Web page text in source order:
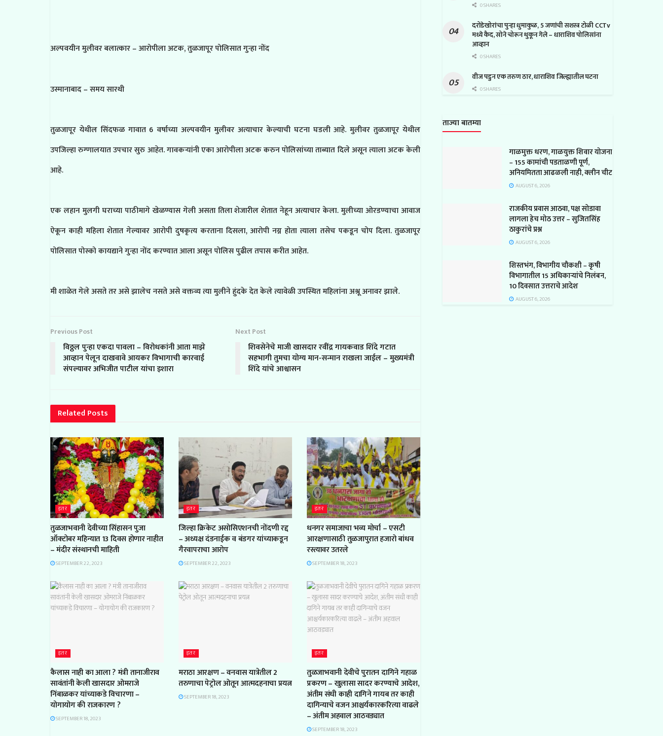
अल्पवयीन मुलीवर बलात्कार – आरोपीला अटक, तुळजापूर पोलिसात गुन्हा नोंद
उस्मानाबाद – समय सारथी
तुळजापूर येथील सिंदफळ गावात 6 वर्षाच्या अल्पवयीन मुलीवर अत्याचार केल्याची घटना घडली आहे. मुलीवर तुळजापूर येथील
उपजिल्हा रुग्णालयात उपचार सुरु आहेत. गावकऱ्यांनी एका आरोपीला अटक करुन पोलिसांच्या ताब्यात दिले असून त्याला अटक केली
आहे.
एक लहान मुलगी घराच्या पाठीमागे खेळण्यास गेली असता तिला शेजारील शेतात नेहून अत्याचार केला. मुलीच्या ओरडण्याचा आवाज
ऐकून काही महिला शेतात गेल्यावर आरोपी दुषकृत्य करताना दिसला, आरोपी नग्न होता त्याला तसेच पकडून चोप दिला. तुळजापूर
पोलिसात पोस्को कायद्याने गुन्हा नोंद करण्यात आला असून पोलिस पुढील तपास करीत आहेत.
मी शाळेत गेले असते तर असे झालेच नसते असे वक्तव्य त्या मुलीने हुंदके देत केले त्यावेळी उपस्थित महिलांना अश्रू अनावर झाले.
Previous Post
विठ्ठल पुन्हा एकदा पावला – विरोधकांनी आता माझे
आव्हान पेलून दाखवावे आयकर विभागाची कारवाई
संपल्यावर अभिजीत पाटील यांचा इशारा
Next Post
शिवसेनेचे माजी खासदार रवींद्र गायकवाड शिंदे गटात
सहभागी तुमचा योग्य मान-सन्मान राखला जाईल – मुख्यमंत्री
शिंदे यांचे आश्वासन
Related Posts
इतर
तुळजाभवानी देवीच्या सिंहासन पुजा
ऑक्टोबर महिन्यात 13 दिवस होणार नाहीत
– मंदीर संस्थानची माहिती
SEPTEMBER 22, 2023
इतर
जिल्हा क्रिकेट असोसिएशनची नोंदणी रद्द
– अध्यक्ष दंडनाईक व बंडगर यांच्याकडून
गैरवापराचा आरोप
SEPTEMBER 22, 2023
इतर
धनगर समाजाचा भव्य मोर्चा – एसटी
आरक्षणासाठी तुळजापुरात हजारो बांधव
रस्त्यावर उतरले
SEPTEMBER 18, 2023
इतर
कैलास नाही का आला ? मंत्री तानाजीराव
सावंतांनी केली खासदार ओमराजे
निंबाळकर यांच्याकडे विचारणा –
योगायोग की राजकारण ?
SEPTEMBER 18, 2023
इतर
मराठा आरक्षण – वनवास यात्रेतील 2
तरुणाचा पेट्रोल ओतून आत्मदहनाचा प्रयत्न
SEPTEMBER 18, 2023
इतर
तुळजाभवानी देवीचे पुरातन दागिने गहाळ
प्रकरण – खुलासा सादर करण्याचे आदेश,
अंतीम संधी काही दागिने गायब तर काही
दागिन्याचे वजन आश्चर्यकारकरित्या वाढले
– अंतीम अहवाल आठवड्यात
SEPTEMBER 18, 2023
0 SHARES
दरोडेखोरांचा पुन्हा धुमाकुळ, 5 जणांची सशस्त्र टोळी CCTv
मध्ये कैद, सोने चोरून थुकून गेले – धाराशिव पोलिसांना
आव्हान
0 SHARES
वीज पडुन एक तरुण ठार, धाराशिव जिल्ह्यातील घटना
0 SHARES
ताज्या बातम्या
गाळमुक्त धरण, गाळयुक्त शिवार योजना
– 155 कामांची पडताळणी पूर्ण,
अनियमितता आढळली नाही, क्लीन चीट
AUGUST 6, 2026
राजकीय प्रवास आठवा, पक्ष सोडावा
लागला हेच मोठ उत्तर – सुजितसिंह
ठाकुरांचे प्रश्न
AUGUST 6, 2026
शिस्तभंग, विभागीय चौकशी – कृषी
विभागातील 15 अधिकाऱ्यांचे निलंबन,
10 दिवसात उत्तराचे आदेश
AUGUST 6, 2026